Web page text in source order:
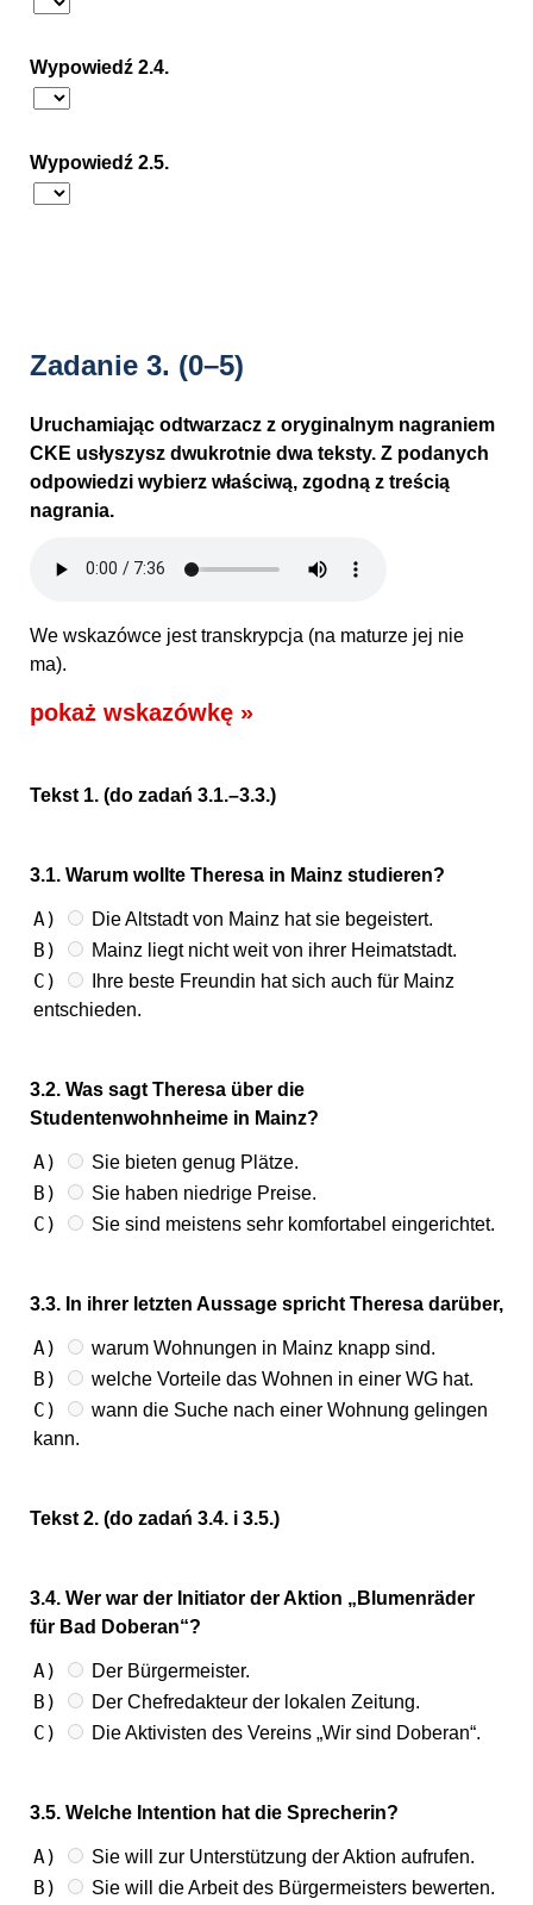
Wypowiedź 2.4.
Wypowiedź 2.5.
Zadanie 3. (0–5)
Uruchamiając odtwarzacz z oryginalnym nagraniem
CKE usłyszysz dwukrotnie dwa teksty. Z podanych
odpowiedzi wybierz właściwą, zgodną z treścią
nagrania.
We wskazówce jest transkrypcja (na maturze jej nie
ma).
pokaż wskazówkę »
Tekst 1. (do zadań 3.1.–3.3.)
3.1. Warum wollte Theresa in Mainz studieren?
A) Die Altstadt von Mainz hat sie begeistert.
B) Mainz liegt nicht weit von ihrer Heimatstadt.
C)
Ihre beste Freundin hat sich auch für Mainz
entschieden.
3.2. Was sagt Theresa über die
Studentenwohnheime in Mainz?
A) Sie bieten genug Plätze.
B) Sie haben niedrige Preise.
C) Sie sind meistens sehr komfortabel eingerichtet.
3.3. In ihrer letzten Aussage spricht Theresa darüber,
A) warum Wohnungen in Mainz knapp sind.
B) welche Vorteile das Wohnen in einer WG hat.
C)
wann die Suche nach einer Wohnung gelingen
kann.
Tekst 2. (do zadań 3.4. i 3.5.)
3.4. Wer war der Initiator der Aktion „Blumenräder
für Bad Doberan“?
A) Der Bürgermeister.
B) Der Chefredakteur der lokalen Zeitung.
C) Die Aktivisten des Vereins „Wir sind Doberan“.
3.5. Welche Intention hat die Sprecherin?
A) Sie will zur Unterstützung der Aktion aufrufen.
B) Sie will die Arbeit des Bürgermeisters bewerten.